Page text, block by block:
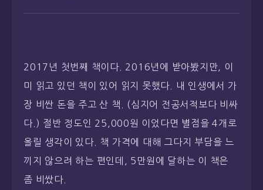
2017년 첫번째 책이다. 2016년에 받아봤지만, 이
미 읽고 있던 책이 있어 읽지 못했다. 내 인생에서 가
장 비싼 돈을 주고 산 책. (심지어 전공서적보다 비싸
다.) 절반 정도인 25,000원 이었다면 별점을 4개로
올릴 생각이 있다. 책 가격에 대해 그다지 부담을 느
끼지 않으려 하는 편인데, 5만원에 달하는 이 책은
좀 비쌌다.